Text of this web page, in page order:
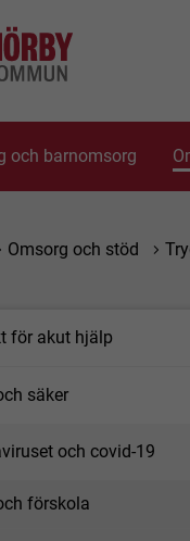
och barnomsorg
Omsorg och stöd
för akut hjälp
säker
och covid-19
förskola